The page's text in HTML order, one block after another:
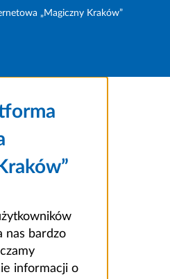
„Magiczny Kraków”
nas bardzo
informacji o